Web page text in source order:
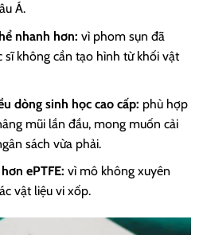
Á.
nhanh hơn: vì phom sụn đã
sĩ không cần tạo hình từ khối vật
dòng sinh học cao cấp: phù hợp
mũi lần đầu, mong muốn cải
sách vừa phải.
ePTFE: vì mô không xuyên
vật liệu vi xốp.